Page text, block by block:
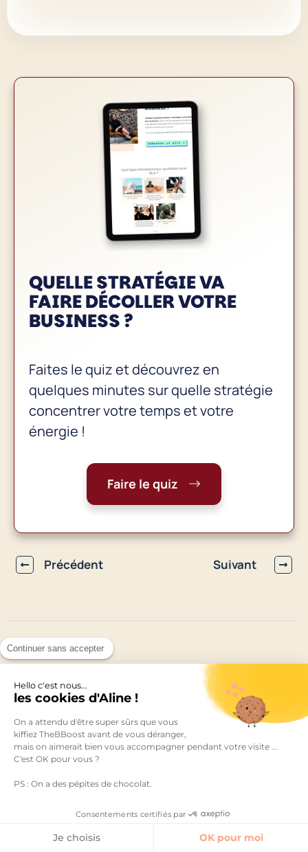
Continuer sans accepter
Hello c'est nous...
les cookies d'Aline !
On a attendu d'être super sûrs que vous
kiffiez TheBBoost avant de vous déranger,
mais on aimerait bien vous accompagner pendant votre visite ...
C'est OK pour vous ?
PS : On a des pépites de chocolat.
Consentements certifiés par
Je choisis OK pour moi
QUELLE STRATÉGIE VA
FAIREDÉCOLLER VOTRE
BUSINESS?
Faites le quiz et découvrez en
quelques minutes sur quelle stratégie
concentrer votre temps et votre
énergie !
Faire le quiz
Précédent Suivant
articles
juillet 27, 2026
Comment relancer son entreprise en 5 étapes